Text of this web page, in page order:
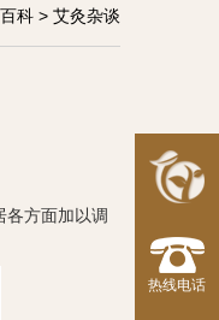
热线电话
科 > 艾灸杂谈
方面加以调